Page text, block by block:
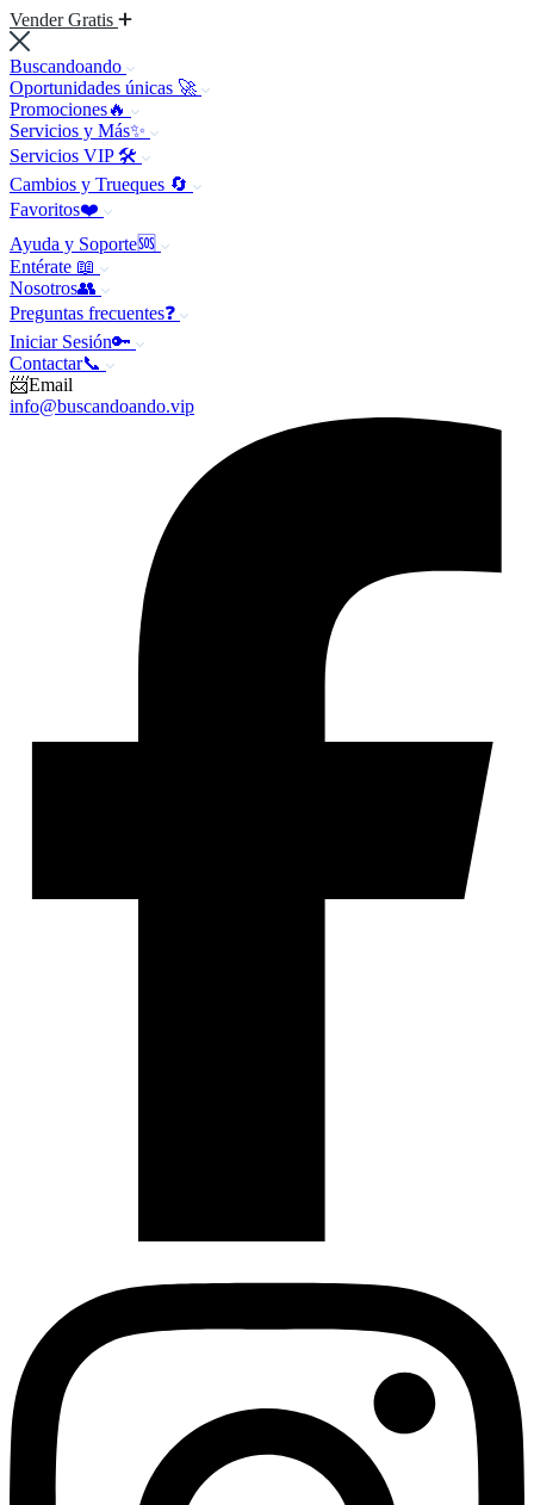
Vender Gratis
Buscandoando
Oportunidades únicas 🚀
Promociones🔥
Servicios y Más✨
Servicios VIP 🛠️
Cambios y Trueques 🔄
Favoritos❤️
Ayuda y Soporte🆘
Entérate 📖
Nosotros👥
Preguntas frecuentes❓
Iniciar Sesión🔑
Contactar📞
📨Email
info@buscandoando.vip